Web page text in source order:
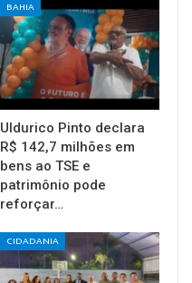
BAHIA
Uldurico Pinto declara
R$ 142,7 milhões em
bens ao TSE e
patrimônio pode
reforçar…
CIDADANIA